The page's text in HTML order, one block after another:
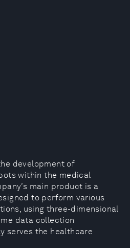
development of
within the medical
main product is a
to perform various
using three-dimensional
data collection
serves the healthcare